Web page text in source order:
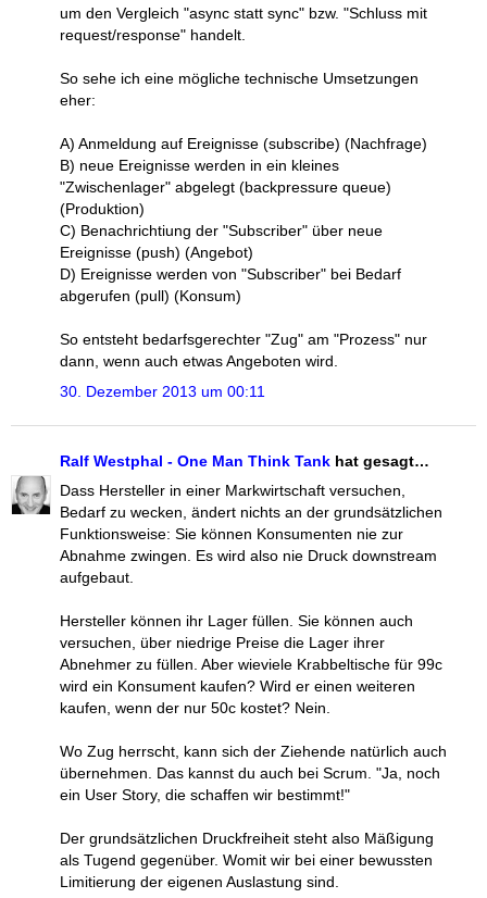
um den Vergleich "async statt sync" bzw. "Schluss mit
request/response" handelt.
So sehe ich eine mögliche technische Umsetzungen
eher:
A) Anmeldung auf Ereignisse (subscribe) (Nachfrage)
B) neue Ereignisse werden in ein kleines
"Zwischenlager" abgelegt (backpressure queue)
(Produktion)
C) Benachrichtiung der "Subscriber" über neue
Ereignisse (push) (Angebot)
D) Ereignisse werden von "Subscriber" bei Bedarf
abgerufen (pull) (Konsum)
So entsteht bedarfsgerechter "Zug" am "Prozess" nur
dann, wenn auch etwas Angeboten wird.
30. Dezember 2013 um 00:11
Ralf Westphal - One Man Think Tank hat gesagt…
Dass Hersteller in einer Markwirtschaft versuchen,
Bedarf zu wecken, ändert nichts an der grundsätzlichen
Funktionsweise: Sie können Konsumenten nie zur
Abnahme zwingen. Es wird also nie Druck downstream
aufgebaut.
Hersteller können ihr Lager füllen. Sie können auch
versuchen, über niedrige Preise die Lager ihrer
Abnehmer zu füllen. Aber wieviele Krabbeltische für 99c
wird ein Konsument kaufen? Wird er einen weiteren
kaufen, wenn der nur 50c kostet? Nein.
Wo Zug herrscht, kann sich der Ziehende natürlich auch
übernehmen. Das kannst du auch bei Scrum. "Ja, noch
ein User Story, die schaffen wir bestimmt!"
Der grundsätzlichen Druckfreiheit steht also Mäßigung
als Tugend gegenüber. Womit wir bei einer bewussten
Limitierung der eigenen Auslastung sind.